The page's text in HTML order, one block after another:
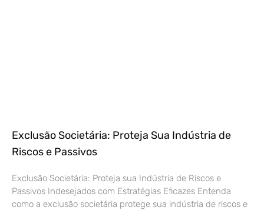
Exclusão Societária: Proteja Sua Indústria de
Riscos e Passivos
Exclusão Societária: Proteja sua Indústria de Riscos e
Passivos Indesejados com Estratégias Eficazes Entenda
como a exclusão societária protege sua indústria de riscos e